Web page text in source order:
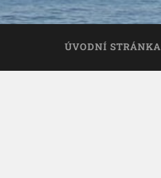
ÚVODNÍ STRÁNKA